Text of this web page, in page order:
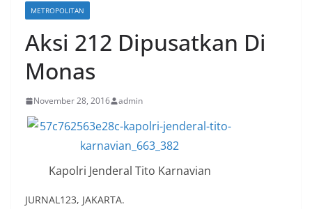
METROPOLITAN
Aksi 212 Dipusatkan Di
Monas
November 28, 2016 admin
Kapolri Jenderal Tito Karnavian
JURNAL123, JAKARTA.